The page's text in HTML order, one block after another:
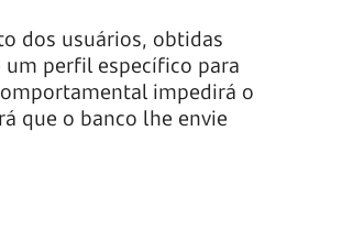
dos usuários, obtidas
perfil específico para
impedirá o
que o banco lhe envie